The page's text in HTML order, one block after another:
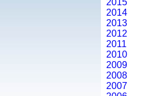
2014
2013
2012
2011
2010
2009
2008
2007